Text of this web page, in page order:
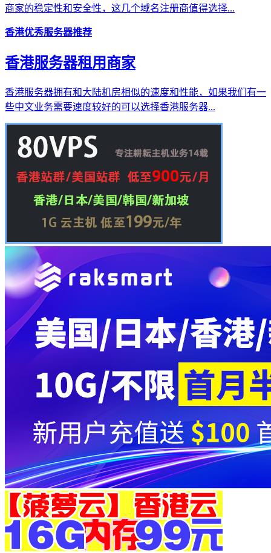
商家的稳定性和安全性，这几个域名注册商值得选择...
香港优秀服务器推荐
香港服务器租用商家
香港服务器拥有和大陆机房相似的速度和性能，如果我们有一
些中文业务需要速度较好的可以选择香港服务器...